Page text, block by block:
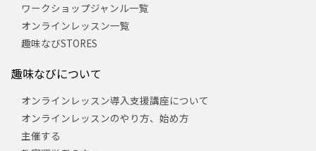
ワークショップジャンル一覧
オンラインレッスン一覧
趣味なびSTORES
趣味なびについて
オンラインレッスン導入支援講座について
オンラインレッスンのやり方、始め方
主催する